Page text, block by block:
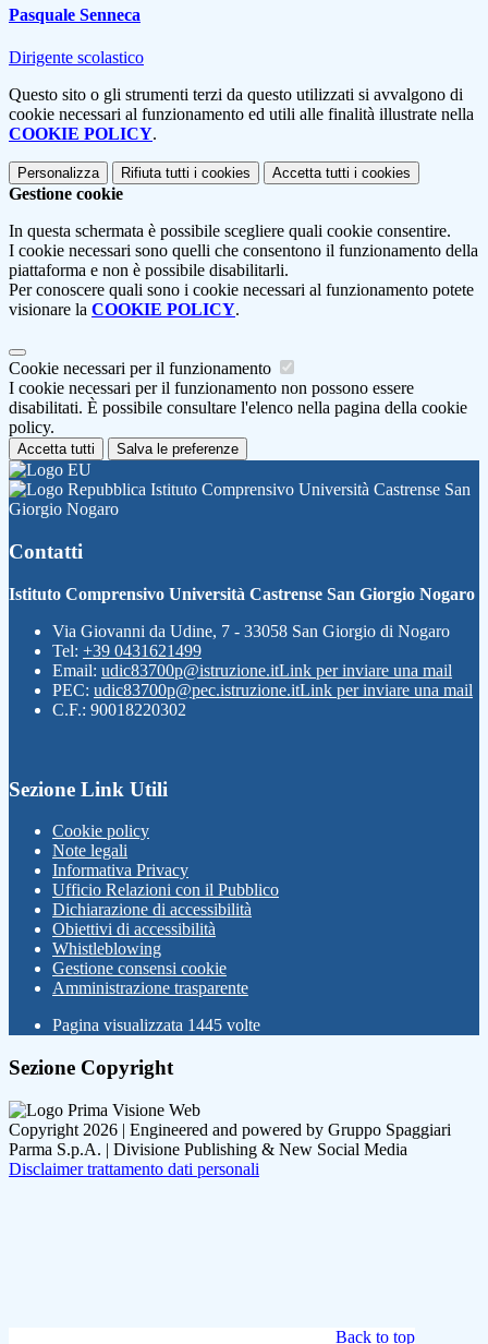
Pasquale Senneca
Dirigente scolastico
Questo sito o gli strumenti terzi da questo utilizzati si avvalgono di
cookie necessari al funzionamento ed utili alle finalità illustrate nella
COOKIE POLICY.
Personalizza Rifiuta tutti i cookies Accetta tutti i cookies
Gestione cookie
In questa schermata è possibile scegliere quali cookie consentire.
I cookie necessari sono quelli che consentono il funzionamento della
piattaforma e non è possibile disabilitarli.
Per conoscere quali sono i cookie necessari al funzionamento potete
visionare la COOKIE POLICY.
Cookie necessari per il funzionamento
I cookie necessari per il funzionamento non possono essere
disabilitati. È possibile consultare l'elenco nella pagina della cookie
policy.
Accetta tutti Salva le preferenze
Istituto Comprensivo Università Castrense San
Giorgio Nogaro
Contatti
Istituto Comprensivo Università Castrense San Giorgio Nogaro
Via Giovanni da Udine, 7 - 33058 San Giorgio di Nogaro
Tel: +39 0431621499
Email: udic83700p@istruzione.itLink per inviare una mail
PEC: udic83700p@pec.istruzione.itLink per inviare una mail
C.F.: 90018220302
Sezione Link Utili
Cookie policy
Note legali
Informativa Privacy
Ufficio Relazioni con il Pubblico
Dichiarazione di accessibilità
Obiettivi di accessibilità
Whistleblowing
Gestione consensi cookie
Amministrazione trasparente
Pagina visualizzata 1445 volte
Sezione Copyright
Copyright 2026 | Engineered and powered by Gruppo Spaggiari
Parma S.p.A. | Divisione Publishing & New Social Media
Disclaimer trattamento dati personali
Back to top